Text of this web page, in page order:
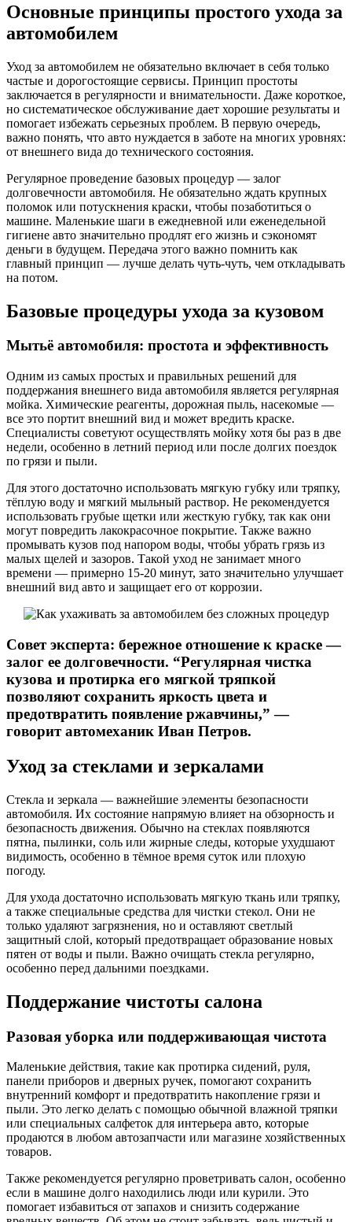
Основные принципы простого ухода за
автомобилем
Уход за автомобилем не обязательно включает в себя только
частые и дорогостоящие сервисы. Принцип простоты
заключается в регулярности и внимательности. Даже короткое,
но систематическое обслуживание дает хорошие результаты и
помогает избежать серьезных проблем. В первую очередь,
важно понять, что авто нуждается в заботе на многих уровнях:
от внешнего вида до технического состояния.
Регулярное проведение базовых процедур — залог
долговечности автомобиля. Не обязательно ждать крупных
поломок или потускнения краски, чтобы позаботиться о
машине. Маленькие шаги в ежедневной или еженедельной
гигиене авто значительно продлят его жизнь и сэкономят
деньги в будущем. Передача этого важно помнить как
главный принцип — лучше делать чуть-чуть, чем откладывать
на потом.
Базовые процедуры ухода за кузовом
Мытьё автомобиля: простота и эффективность
Одним из самых простых и правильных решений для
поддержания внешнего вида автомобиля является регулярная
мойка. Химические реагенты, дорожная пыль, насекомые —
все это портит внешний вид и может вредить краске.
Специалисты советуют осуществлять мойку хотя бы раз в две
недели, особенно в летний период или после долгих поездок
по грязи и пыли.
Для этого достаточно использовать мягкую губку или тряпку,
тёплую воду и мягкий мыльный раствор. Не рекомендуется
использовать грубые щетки или жесткую губку, так как они
могут повредить лакокрасочное покрытие. Также важно
промывать кузов под напором воды, чтобы убрать грязь из
малых щелей и зазоров. Такой уход не занимает много
времени — примерно 15-20 минут, зато значительно улучшает
внешний вид авто и защищает его от коррозии.
Совет эксперта: бережное отношение к краске —
залог ее долговечности. “Регулярная чистка
кузова и протирка его мягкой тряпкой
позволяют сохранить яркость цвета и
предотвратить появление ржавчины,” —
говорит автомеханик Иван Петров.
Уход за стеклами и зеркалами
Стекла и зеркала — важнейшие элементы безопасности
автомобиля. Их состояние напрямую влияет на обзорность и
безопасность движения. Обычно на стеклах появляются
пятна, пылинки, соль или жирные следы, которые ухудшают
видимость, особенно в тёмное время суток или плохую
погоду.
Для ухода достаточно использовать мягкую ткань или тряпку,
а также специальные средства для чистки стекол. Они не
только удаляют загрязнения, но и оставляют светлый
защитный слой, который предотвращает образование новых
пятен от воды и пыли. Важно очищать стекла регулярно,
особенно перед дальними поездками.
Поддержание чистоты салона
Разовая уборка или поддерживающая чистота
Маленькие действия, такие как протирка сидений, руля,
панели приборов и дверных ручек, помогают сохранить
внутренний комфорт и предотвратить накопление грязи и
пыли. Это легко делать с помощью обычной влажной тряпки
или специальных салфеток для интерьера авто, которые
продаются в любом автозапчасти или магазине хозяйственных
товаров.
Также рекомендуется регулярно проветривать салон, особенно
если в машине долго находились люди или курили. Это
помогает избавиться от запахов и снизить содержание